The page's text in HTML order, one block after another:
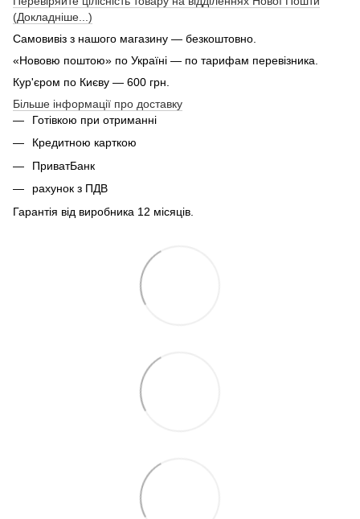
(Докладніше...)
Самовивіз з нашого магазину — безкоштовно.
«Нововю поштою» по Україні — по тарифам перевізника.
Кур'єром по Києву — 600 грн.
Більше інформації про доставку
Готівкою при отриманні
Кредитною карткою
ПриватБанк
рахунок з ПДВ
Гарантія від виробника 12 місяців.